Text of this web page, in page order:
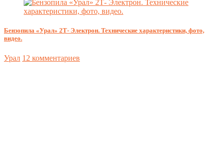
Бензопила «Урал» 2Т- Электрон. Технические характеристики, фото,
видео.
Урал 12 комментариев